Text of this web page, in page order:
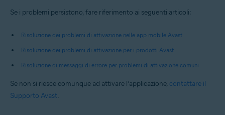
Se i problemi persistono, fare riferimento ai seguenti articoli:
Risoluzione dei problemi di attivazione nelle app mobile Avast
Risoluzione dei problemi di attivazione per i prodotti Avast
Risoluzione di messaggi di errore per problemi di attivazione comuni
Se non si riesce comunque ad attivare l’applicazione, contattare il
Supporto Avast.